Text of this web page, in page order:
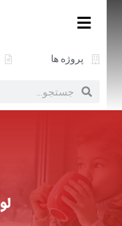
پروژه ها